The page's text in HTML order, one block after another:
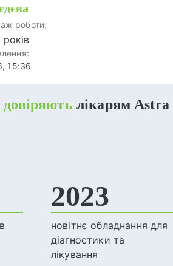
роботи:
років
15:36
довіряють лікарям Astra
2023
новітнє обладнання для
діагностики та
лікування